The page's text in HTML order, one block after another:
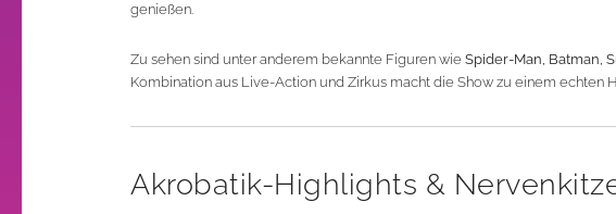
genießen.
Zu sehen sind unter anderem bekannte Figuren wie Spider-Man, Batman,
Kombination aus Live-Action und Zirkus macht die Show zu einem echten
Akrobatik-Highlights &